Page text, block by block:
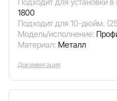
Подходит для установки
1800
Подходит для 10-дюйм.
Модель/исполнение:
Материал: Металл
Документация